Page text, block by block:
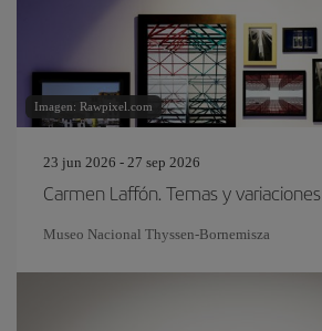
Imagen: Rawpixel.com
23 jun 2026 - 27 sep 2026
Carmen Laffón. Temas y variaciones
Museo Nacional Thyssen-Bornemisza